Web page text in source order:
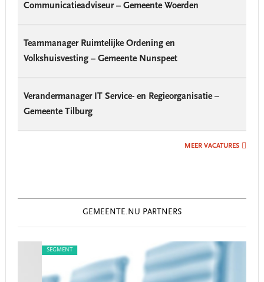
Communicatieadviseur – Gemeente Woerden
Teammanager Ruimtelijke Ordening en
Volkshuisvesting – Gemeente Nunspeet
Verandermanager IT Service- en Regieorganisatie –
Gemeente Tilburg
MEER VACATURES
GEMEENTE.NU PARTNERS
SEGMENT